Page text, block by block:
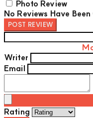
Photo Review
No Reviews Have
POST REVIEW
Writer
Email
Rating